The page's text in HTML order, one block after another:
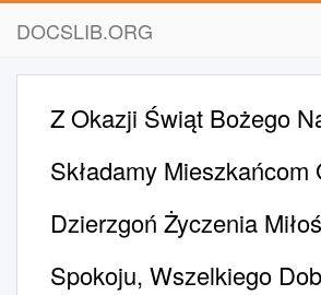
DOCSLIB.ORG
Z Okazji Świąt Bożego
Składamy Mieszkańcom
Dzierzgoń Życzenia
Spokoju, Wszelkiego